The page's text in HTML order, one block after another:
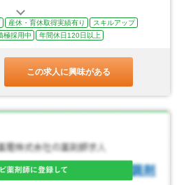
産休・育休取得実績有り
スキルアップ
極採用中 年間休日120日以上
この求人に興味がある